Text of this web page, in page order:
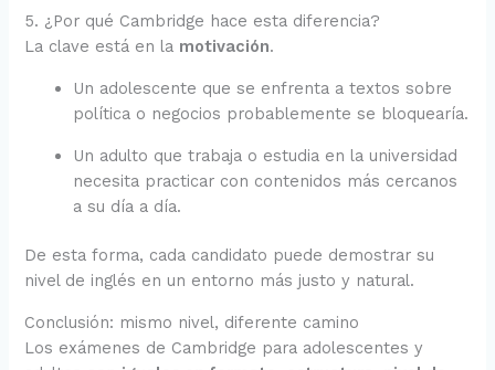
5. ¿Por qué Cambridge hace esta diferencia?
La clave está en la motivación.
Un adolescente que se enfrenta a textos sobre
política o negocios probablemente se bloquearía.
Un adulto que trabaja o estudia en la universidad
necesita practicar con contenidos más cercanos
a su día a día.
De esta forma, cada candidato puede demostrar su
nivel de inglés en un entorno más justo y natural.
Conclusión: mismo nivel, diferente camino
Los exámenes de Cambridge para adolescentes y